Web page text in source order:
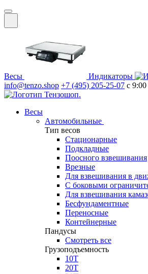
Весы Индикаторы
info@tenzo.shop +7 (495) 205-25-07 с
Весы
Автомобильные
Тип весов
Стационарные
Подкладные
Поосного взвешивания
Врезные
Для взвешивания в
С боковыми
Для взвешивания
Бесфундаментные
Переносные
Контейнерные
Пандусы
Смотреть все
Грузоподъемность
10Т
20Т